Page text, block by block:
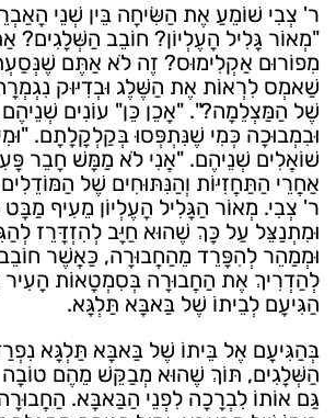
ר' צְבִי שׁוֹמֵעַ אֶת הַשִּׂיחָה בֵּין שְׁנֵי
"מְאוֹר גָּלִיל הָעֶלְיוֹן? חוֹבֵב
מִפוֹרוּם אַקְלִימוּס? זֶה לֹא אַתֶּם
שַׁאמְס לִרְאוֹת אֶת הַשֶּׁלֶג וּבְדִיּוּק
שֶׁל הַמַּצְלֵמָה?". "אָכֵן כֵּן" עוֹנִים
וּבִמְבוּכָה כְּמִי שֶׁנִּתְפְּסוּ בְּקַלְקָלָתָם.
שׁוֹאֲלִים שְׁנֵיהֶם. "אֲנִי לֹא מַמָּשׁ חָבֵר
אַחֲרֵי הַתַּחֲזִיּוֹת וְהַנִּתּוּחִים שֶׁל
ר' צְבִי. מְאוֹר הַגָּלִיל הָעֶלְיוֹן מֵעִיף מַבָּט
וּמִתְנַצֵּל עַל כָּךְ שֶׁהוּא חַיָּב לְהִזְדָּרֵז
וּמְמַהֵר לְהִפָּרֵד מֵהַחֲבוּרָה, כַּאֲשֶׁר
לְהַדְרִיךְ אֶת הַחֲבוּרָה בְּסִמְטָאוֹת
הַגִּיעָם לְבֵיתוֹ שֶׁל בַּאבָּא תַּלְגָּא.
בְּהַגִּיעָם אֶל בֵּיתוֹ שֶׁל בַּאבָּא תַּלְגָּא
הַשְּׁלָגִים, תּוֹךְ שֶׁהוּא מְבַקֵּשׁ מֵהֶם
גַּם אוֹתוֹ לִבְרָכָה לִפְנֵי הַבַּאבָּא.